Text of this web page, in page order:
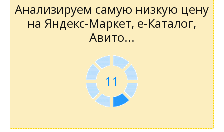
Анализируем самую низкую цену
на Яндекс-Маркет, е-Каталог,
Авито...
11